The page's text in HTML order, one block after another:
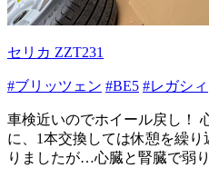
セリカ ZZT231
#ブリッツェン #BE5 #レガシィ
車検近いのでホイール戻し！
に、1本交換しては休憩を繰
りましたが…心臓と腎臓で弱